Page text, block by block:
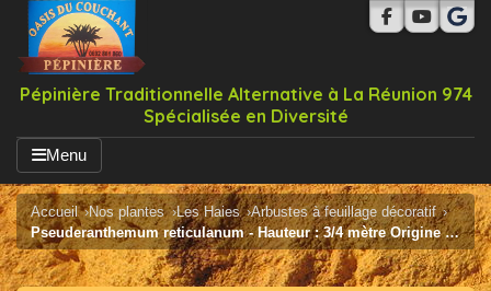
Pépinière Traditionnelle Alternative à La Réunion 974
Spécialisée en Diversité
Menu
Accueil Nos plantes Les Haies
Arbustes à feuillage décoratif
Pseuderanthemum reticulanum - Hauteur : 3/4 mètre Origine : Pacifique